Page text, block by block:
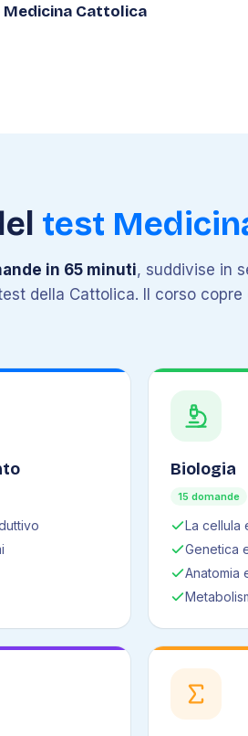
Cattolica
test
in 65 minuti, suddivise in
della Cattolica. Il corso
Biologia
15 domande
La cellula
Genetica
Anatomia